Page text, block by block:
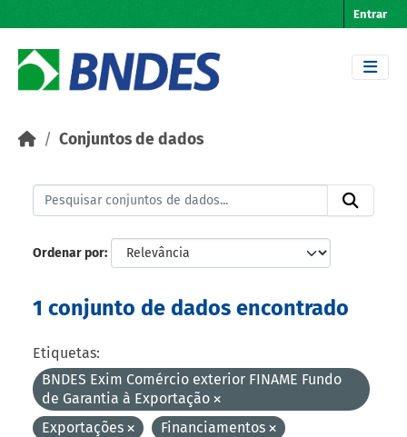
Entrar
Conjuntos de dados
Ordenar por
1 conjunto de dados encontrado
Etiquetas:
BNDES Exim Comércio exterior FINAME Fundo
de Garantia à Exportação
Exportações
Financiamentos